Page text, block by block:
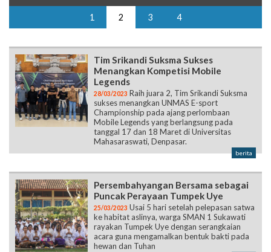
1 2 3 4
Tim Srikandi Suksma Sukses
Menangkan Kompetisi Mobile
Legends
28/03/2023 Raih juara 2, Tim Srikandi Suksma
sukses menangkan UNMAS E-sport
Championship pada ajang perlombaan
Mobile Legends yang berlangsung pada
tanggal 17 dan 18 Maret di Universitas
Mahasaraswati, Denpasar.
berita
Persembahyangan Bersama sebagai
Puncak Perayaan Tumpek Uye
25/03/2023 Usai 5 hari setelah pelepasan satwa
ke habitat aslinya, warga SMAN 1 Sukawati
rayakan Tumpek Uye dengan serangkaian
acara guna mengamalkan bentuk bakti pada
hewan dan Tuhan